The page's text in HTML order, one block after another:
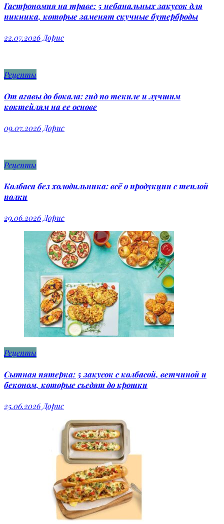
Гастрономия на траве: 5 небанальных закусок для
пикника, которые заменят скучные бутерброды
22.07.2026Дорис
Рецепты
От агавы до бокала: гид по текиле и лучшим
коктейлям на ее основе
09.07.2026 Дорис
Рецепты
Колбаса без холодильника: всё о продукции с теплой
полки
29.06.2026Дорис
Рецепты
Сытная пятерка: 5 закусок с колбасой, ветчиной и
беконом, которые съедят до крошки
25.06.2026 Дорис